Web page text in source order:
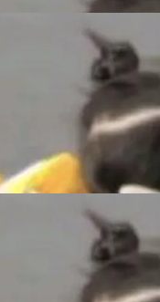
发
基百
成内
网站
无论
更
写 R
、
文
绕三
那一
步支
大会